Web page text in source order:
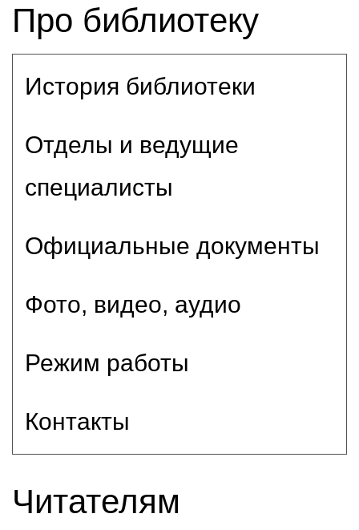
Про библиотеку
История библиотеки
Отделы и ведущие
специалисты
Официальные документы
Фото, видео, аудио
Режим работы
Контакты
Читателям